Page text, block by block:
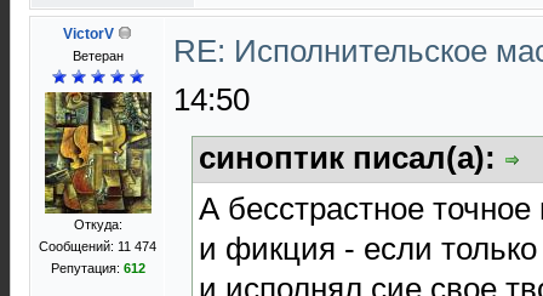
VictorV
Ветеран
Откуда:
Сообщений: 11 474
Репутация: 612
RE: Исполнительское
14:50
синоптик писал(а):
А бесстрастное
и фикция - если
и исполнял сие свое